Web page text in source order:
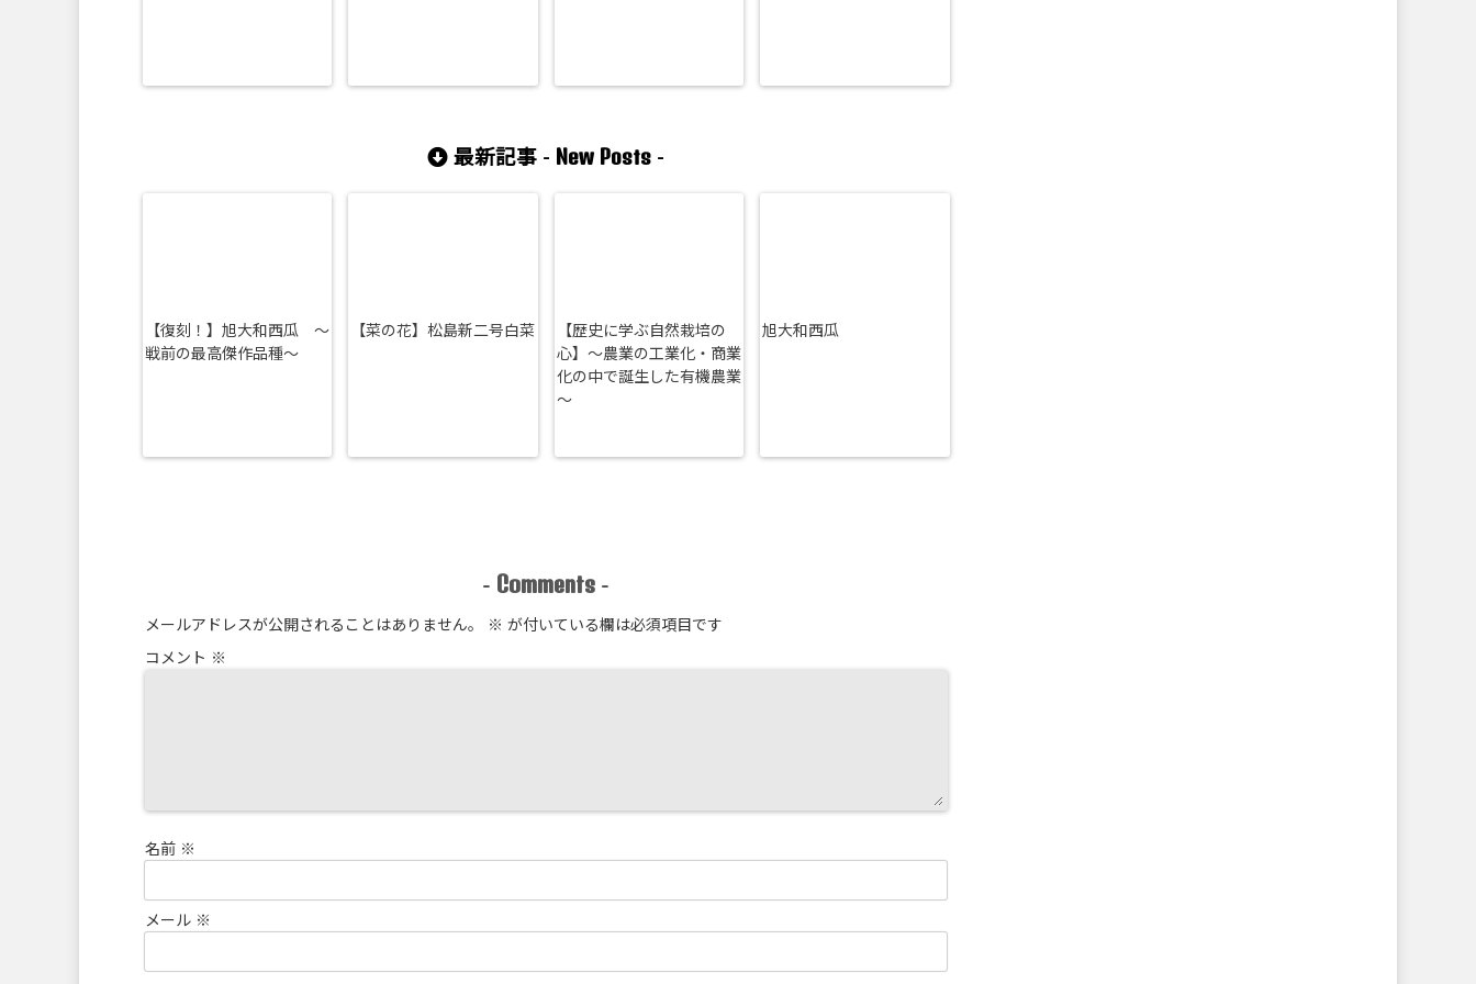
最新記事 - New Posts -
【復刻！】旭大和西瓜 ～
戦前の最高傑作品種～
【菜の花】松島新二号白菜
【歴史に学ぶ自然栽培の
心】～農業の工業化・商業
化の中で誕生した有機農業
～
旭大和西瓜
- Comments -
メールアドレスが公開されることはありません。 ※ が付いている欄は必須項目です
コメント ※
名前 ※
メール ※